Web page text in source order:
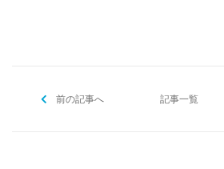
o
前の記事へ 記事一覧